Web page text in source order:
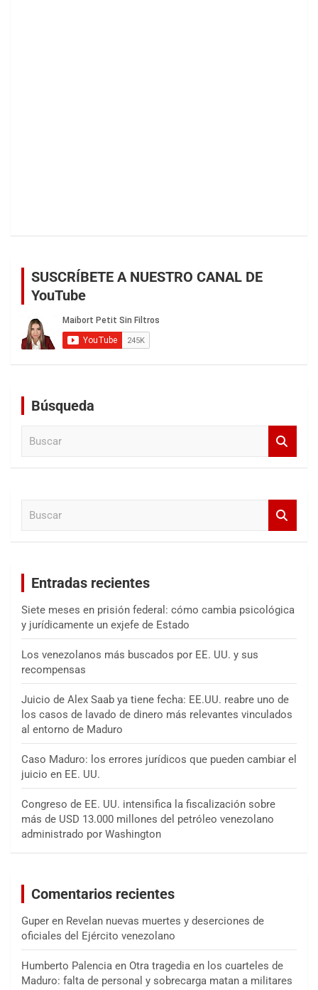
SUSCRÍBETE A NUESTRO CANAL DE
YouTube
Búsqueda
Entradas recientes
Siete meses en prisión federal: cómo cambia psicológica
y jurídicamente un exjefe de Estado
Los venezolanos más buscados por EE. UU. y sus
recompensas
Juicio de Alex Saab ya tiene fecha: EE.UU. reabre uno de
los casos de lavado de dinero más relevantes vinculados
al entorno de Maduro
Caso Maduro: los errores jurídicos que pueden cambiar el
juicio en EE. UU.
Congreso de EE. UU. intensifica la fiscalización sobre
más de USD 13.000 millones del petróleo venezolano
administrado por Washington
Comentarios recientes
Guper en Revelan nuevas muertes y deserciones de
oficiales del Ejército venezolano
Humberto Palencia en Otra tragedia en los cuarteles de
Maduro: falta de personal y sobrecarga matan a militares